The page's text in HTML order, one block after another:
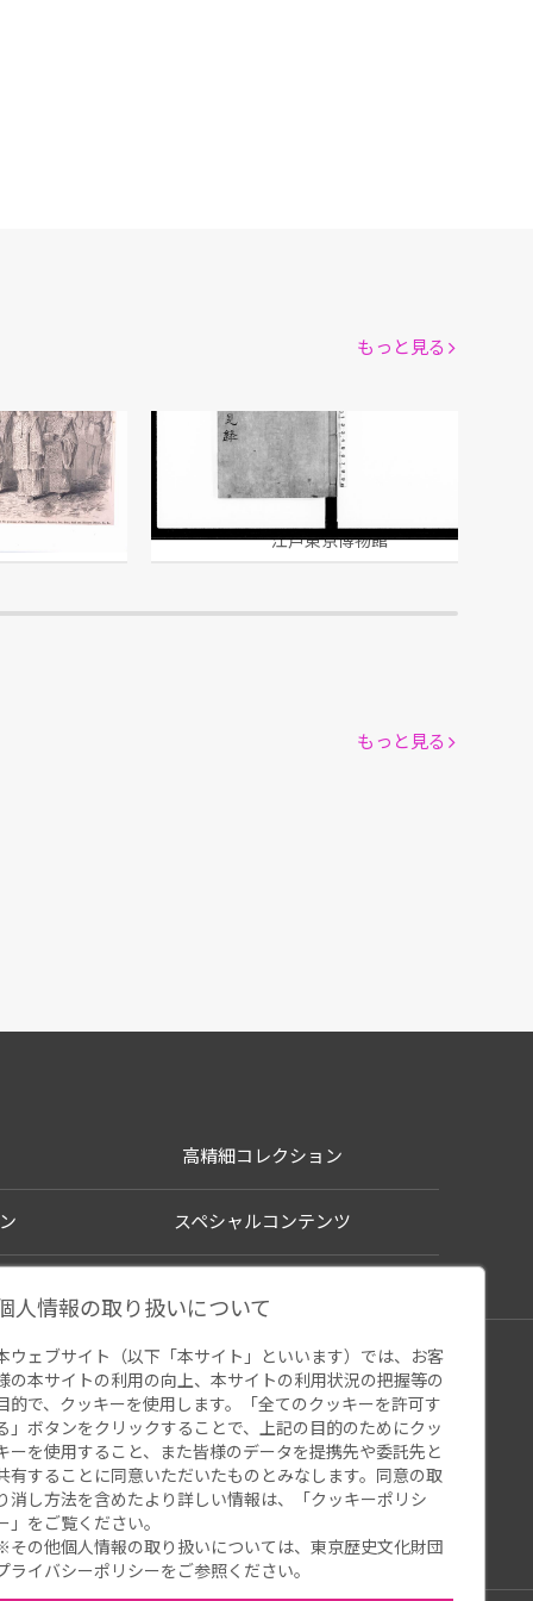
Japan and the Japanese(日本と日本人)(Frank Leslie’s Illustrated Newspaper(1860年)) 献白布告菅見録
松堂先生/著
江戸東京博物館
もっと見る
もっと見る
高精細コレクション
スペシャルコンテンツ
ー ウェブアクセシビリティ 関連サイト
人情報の取り扱いについて
ウェブサイト（以下「本サイト」といいます）では、お客
の本サイトの利用の向上、本サイトの利用状況の把握等の
的で、クッキーを使用します。「全てのクッキーを許可す
」ボタンをクリックすることで、上記の目的のためにクッ
ーを使用すること、また皆様のデータを提携先や委託先と
有することに同意いただいたものとみなします。同意の取
消し方法を含めたより詳しい情報は、「 クッキーポリシ
」をご覧ください。
その他個人情報の取り扱いについては、 東京歴史文化財団
ライバシーポリシーをご参照ください。